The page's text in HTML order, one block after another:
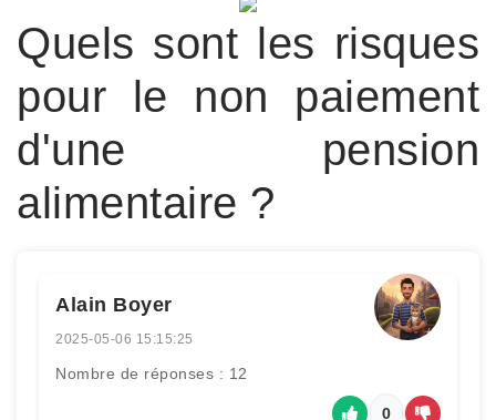
Quels sont les risques
pour le non paiement
d'une pension
alimentaire ?
Alain Boyer
2025-05-06 15:15:25
Nombre de réponses : 12
0